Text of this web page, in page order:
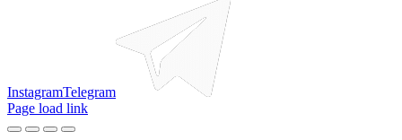
InstagramTelegram
Page load link